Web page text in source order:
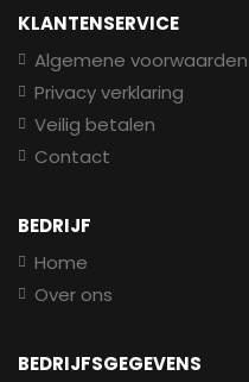
KLANTENSERVICE
Algemene voorwaarden
Privacy verklaring
Veilig betalen
Contact
BEDRIJF
Home
Over ons
BEDRIJFSGEGEVENS